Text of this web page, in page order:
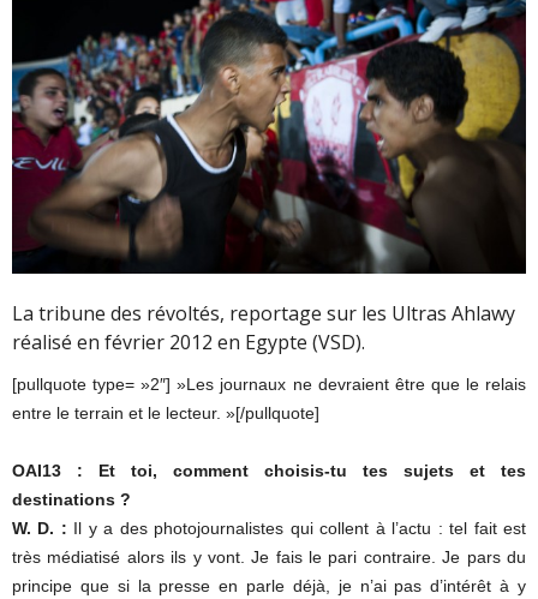
La tribune des révoltés, reportage sur les Ultras Ahlawy
réalisé en février 2012 en Egypte (VSD).
[pullquote type= »2″] »Les journaux ne devraient être que le relais
entre le terrain et le lecteur. »[/pullquote]
OAI13 : Et toi, comment choisis-tu tes sujets et tes
destinations ?
W. D. : Il y a des photojournalistes qui collent à l’actu : tel fait est
très médiatisé alors ils y vont. Je fais le pari contraire. Je pars du
principe que si la presse en parle déjà, je n’ai pas d’intérêt à y